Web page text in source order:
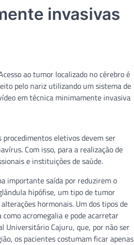
invasivas
ao tumor localizado no cérebro é
pelo nariz utilizando um sistema de
em técnica minimamente invasiva
eletivos devem ser
Com isso, para a realização de
e instituições de saúde.
importante saída por reduzirem o
hipófise, um tipo de tumor
hormonais. Um dos tipos de
acromegalia e pode acarretar
Universitário Cajuru, que, por não ser
os pacientes costumam ficar apenas